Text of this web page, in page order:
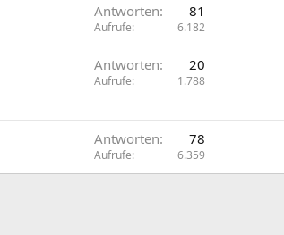
Antworten 81
Aufrufe 6.182
Antworten 20
Aufrufe 1.788
Antworten 78
Aufrufe 6.359